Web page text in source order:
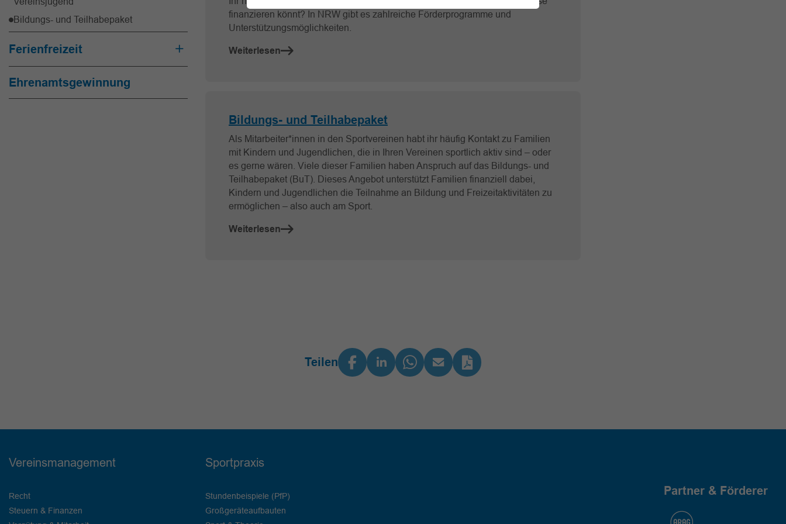
Bildungs- und Teilhabepaket
Ferienfreizeit
Ehrenamtsgewinnung
finanzieren könnt? In NRW gibt es zahlreiche Förderprogramme und
Unterstützungsmöglichkeiten.
Weiterlesen
Bildungs- und Teilhabepaket
Als Mitarbeiter*innen in den Sportvereinen habt ihr häufig Kontakt zu Familien
mit Kindern und Jugendlichen, die in Ihren Vereinen sportlich aktiv sind – oder
es gerne wären. Viele dieser Familien haben Anspruch auf das Bildungs- und
Teilhabepaket (BuT). Dieses Angebot unterstützt Familien finanziell dabei,
Kindern und Jugendlichen die Teilnahme an Bildung und Freizeitaktivitäten zu
ermöglichen – also auch am Sport.
Weiterlesen
Teilen
Vereinsmanagement
Recht
Steuern & Finanzen
Sportpraxis
Stundenbeispiele (PfP)
Großgeräteaufbauten
Partner & Förderer